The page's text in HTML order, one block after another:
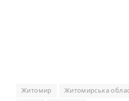
Житомир Житомирська